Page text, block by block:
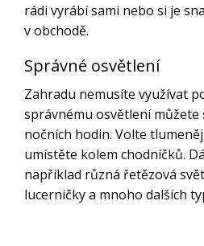
rádi vyrábí sami nebo si je
v obchodě.
Správné osvětlení
Zahradu nemusíte využívat
správnému osvětlení můžete
nočních hodin. Volte
umístěte kolem chodníčků.
například různá řetězová
lucerničky a mnoho dalších